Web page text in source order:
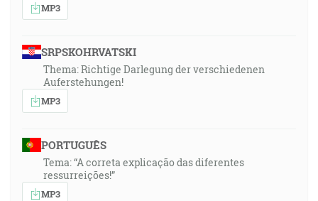
MP3
SRPSKOHRVATSKI
Thema: Richtige Darlegung der verschiedenen
Auferstehungen!
MP3
PORTUGUÊS
Tema: “A correta explicação das diferentes
ressurreições!”
MP3